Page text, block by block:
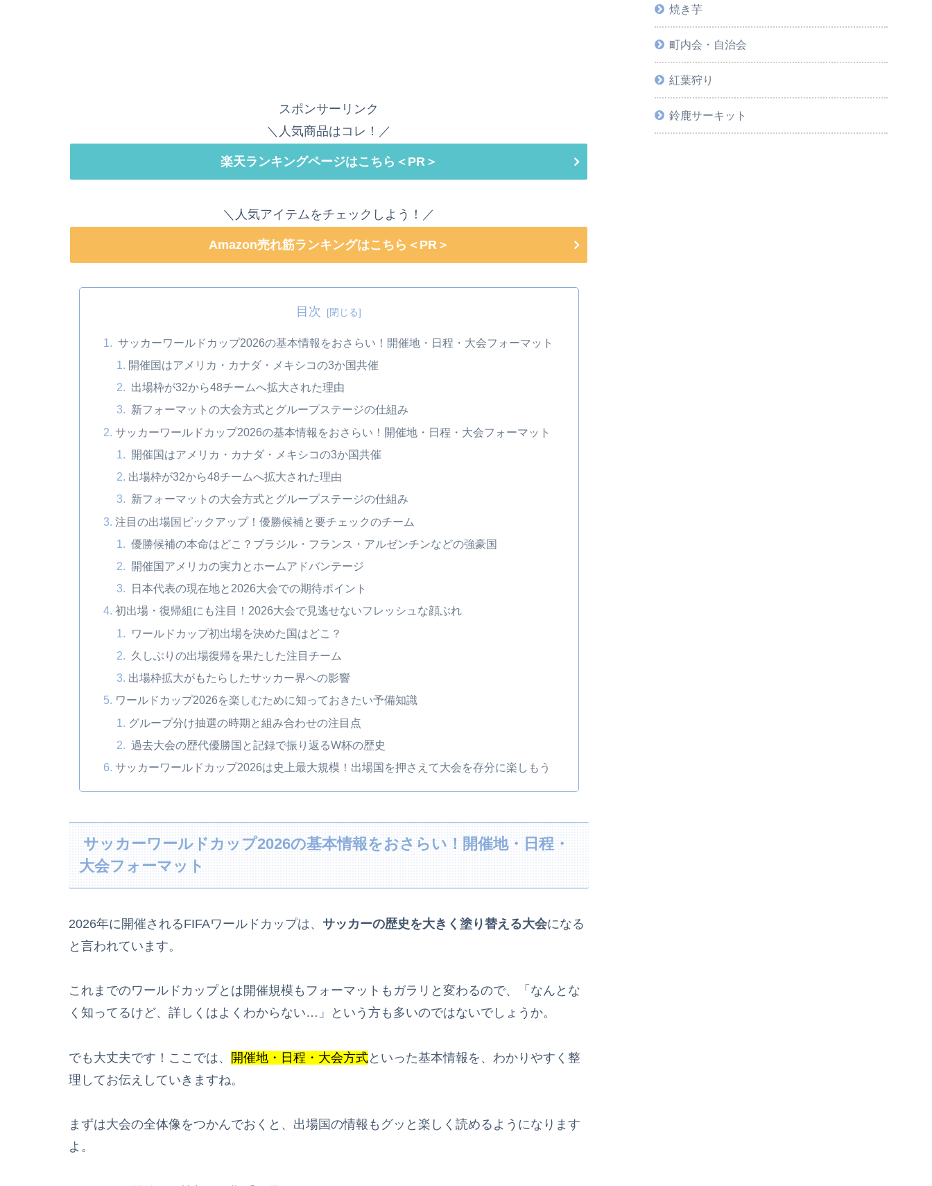
スポンサーリンク
＼人気商品はコレ！／
楽天ランキングページはこちら＜PR＞
＼人気アイテムをチェックしよう！／
Amazon売れ筋ランキングはこちら＜PR＞
目次
サッカーワールドカップ2026の基本情報をおさらい！開催地・日程・大会フォーマット
開催国はアメリカ・カナダ・メキシコの3か国共催
出場枠が32から48チームへ拡大された理由
新フォーマットの大会方式とグループステージの仕組み
サッカーワールドカップ2026の基本情報をおさらい！開催地・日程・大会フォーマット
開催国はアメリカ・カナダ・メキシコの3か国共催
出場枠が32から48チームへ拡大された理由
新フォーマットの大会方式とグループステージの仕組み
注目の出場国ピックアップ！優勝候補と要チェックのチーム
優勝候補の本命はどこ？ブラジル・フランス・アルゼンチンなどの強豪国
開催国アメリカの実力とホームアドバンテージ
日本代表の現在地と2026大会での期待ポイント
初出場・復帰組にも注目！2026大会で見逃せないフレッシュな顔ぶれ
ワールドカップ初出場を決めた国はどこ？
久しぶりの出場復帰を果たした注目チーム
出場枠拡大がもたらしたサッカー界への影響
ワールドカップ2026を楽しむために知っておきたい予備知識
グループ分け抽選の時期と組み合わせの注目点
過去大会の歴代優勝国と記録で振り返るW杯の歴史
サッカーワールドカップ2026は史上最大規模！出場国を押さえて大会を存分に楽しもう
サッカーワールドカップ2026の基本情報をおさらい！開催地・日程・
大会フォーマット
2026年に開催されるFIFAワールドカップは、 サッカーの歴史を大きく塗り替える大会になる
と言われています。
これまでのワールドカップとは開催規模もフォーマットもガラリと変わるので、「なんとな
く知ってるけど、詳しくはよくわからない…」という方も多いのではないでしょうか。
でも大丈夫です！ここでは、 開催地・日程・大会方式といった基本情報を、わかりやすく整
理してお伝えしていきますね。
まずは大会の全体像をつかんでおくと、出場国の情報もグッと楽しく読めるようになります
よ。
焼き芋
町内会・自治会
紅葉狩り
鈴鹿サーキット